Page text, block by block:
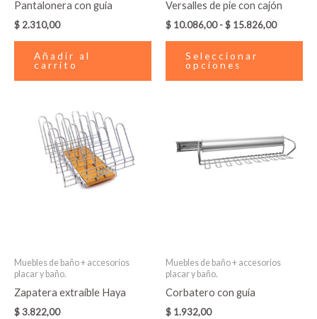
Pantalonera con guia
$ 2.310,00
Añadir al
carrito
Versalles de pie con cajón
$ 10.086,00 -$ 15.826,00
Seleccionar
opciones
Muebles de baño + accesorios
placar y baño.
Zapatera extraíble Haya
$3.822,00
Muebles de baño + accesorios
placar y baño.
Corbatero con guía
$ 1.932,00